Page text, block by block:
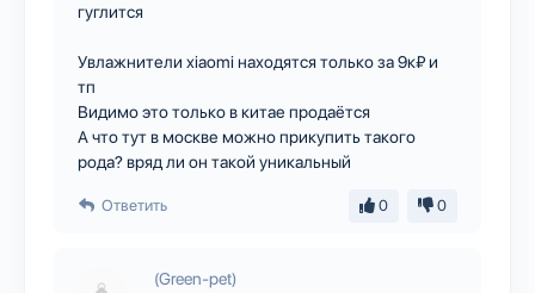
гуглится
Увлажнители xiaomi находятся только за 9к₽ и
тп
Видимо это только в китае продаётся
А что тут в москве можно прикупить такого
рода? вряд ли он такой уникальный
Ответить 0 0
(Green-pet)